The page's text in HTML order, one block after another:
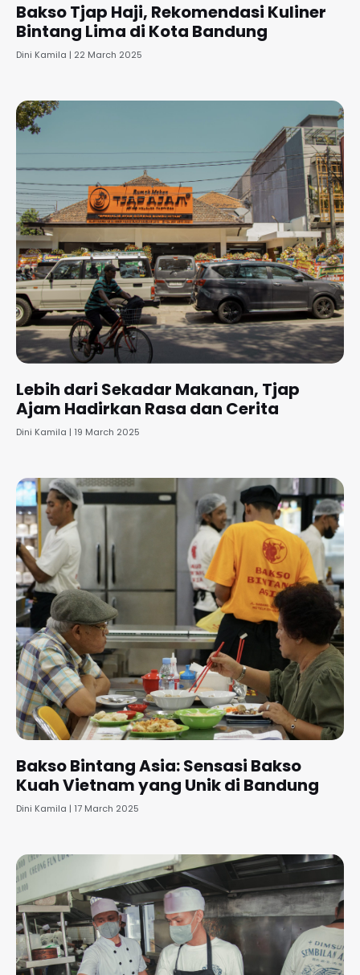
Bakso Tjap Haji, Rekomendasi Kuliner
Bintang Lima di Kota Bandung
Dini Kamila 22 March 2025
Lebih dari Sekadar Makanan, Tjap
Ajam Hadirkan Rasa dan Cerita
Dini Kamila 19 March 2025
Bakso Bintang Asia: Sensasi Bakso
Kuah Vietnam yang Unik di Bandung
Dini Kamila 17 March 2025